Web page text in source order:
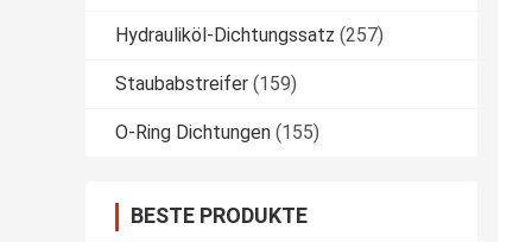
Hydrauliköl-Dichtungssatz (257)
Staubabstreifer (159)
O-Ring Dichtungen (155)
BESTE PRODUKTE